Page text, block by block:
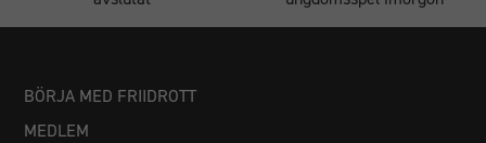
BÖRJA MED FRIIDROTT
MEDLEM